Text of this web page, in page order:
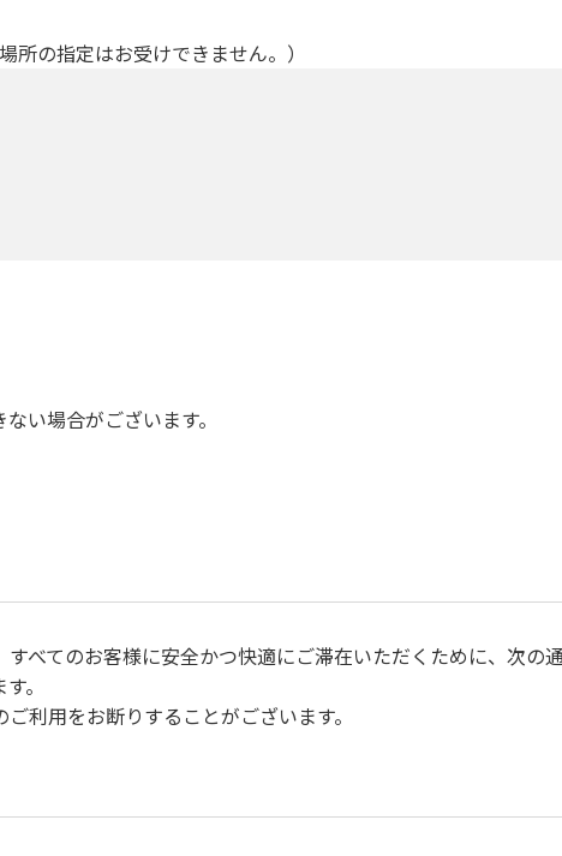
の指定はお受けできません。）
い場合がございます。
べてのお客様に安全かつ快適にご滞在いただくために、次の
。
利用をお断りすることがございます。